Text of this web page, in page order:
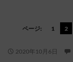
ページ: 1 2
2020年10月6日